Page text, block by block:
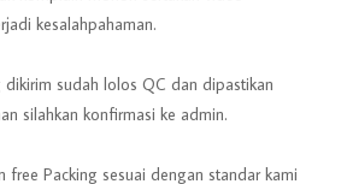
kesalahpahaman.
sudah lolos QC dan dipastikan
silahkan konfirmasi ke admin.
free Packing sesuai dengan standar kami